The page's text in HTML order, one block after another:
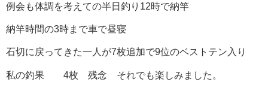
例会も体調を考えての半日釣り12時で納竿
納竿時間の3時まで車で昼寝
石切に戻ってきた一人が7枚追加で9位のベストテン入り
私の釣果 4枚 残念 それでも楽しみました。